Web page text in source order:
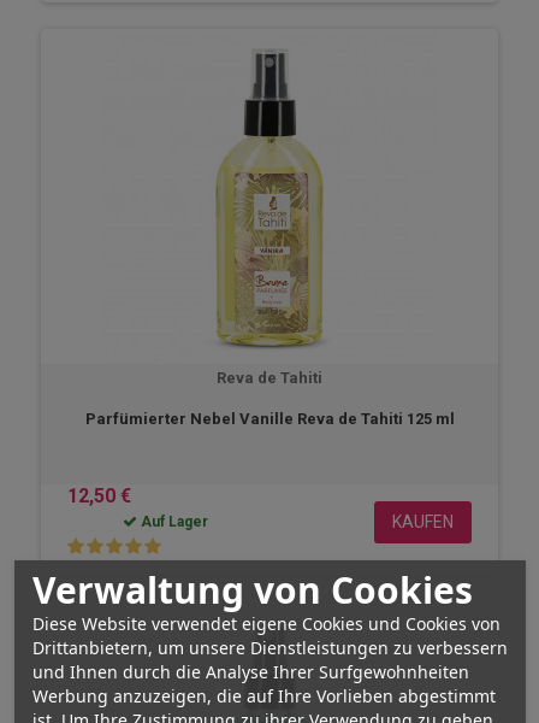
Verwaltung von Cookies
Diese Website verwendet eigene Cookies und Cookies von
Drittanbietern, um unsere Dienstleistungen zu verbessern
und Ihnen durch die Analyse Ihrer Surfgewohnheiten
Werbung anzuzeigen, die auf Ihre Vorlieben abgestimmt
Reva de Tahiti
Parfümierter Nebel Vanille Reva de Tahiti 125 ml
12,50 €
Auf Lager KAUFEN